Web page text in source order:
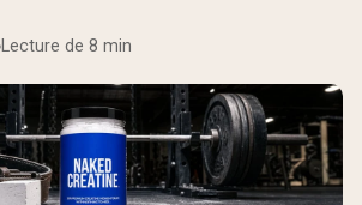
Lecture de 8 min